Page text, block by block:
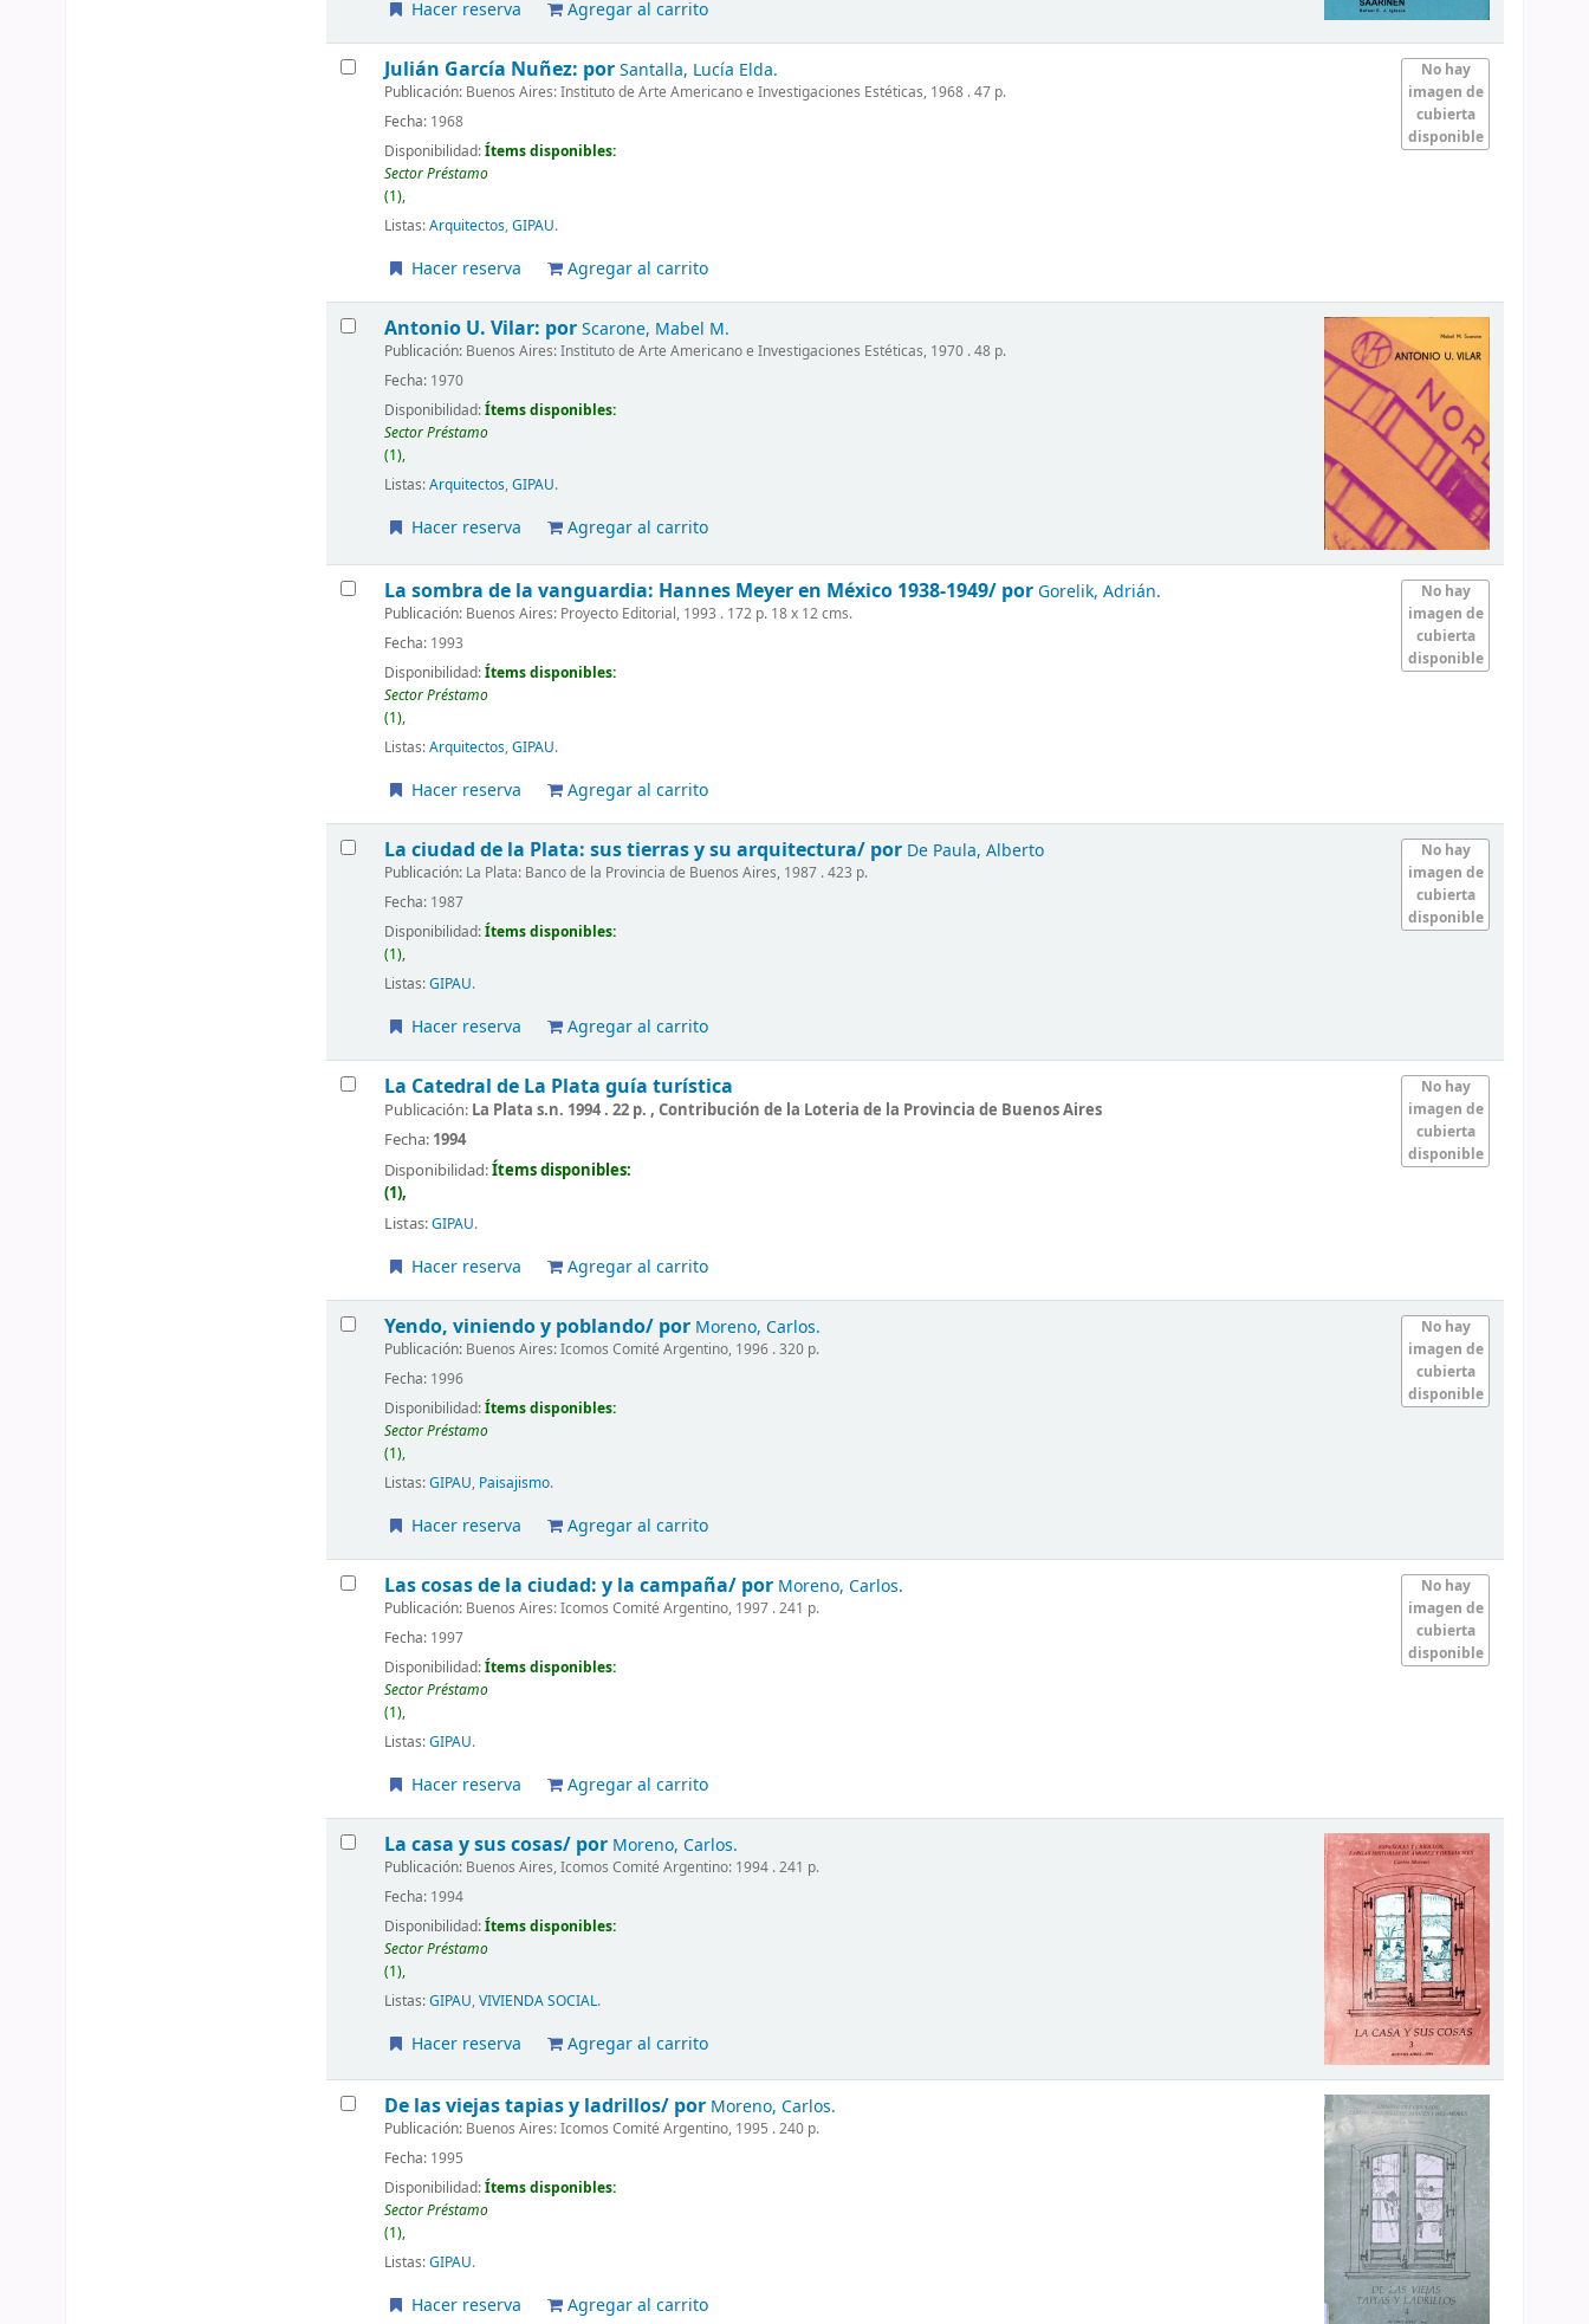
Hacer reserva Agregar al carrito
No hay
imagen de
cubierta
disponible
Julián García Nuñez: porSantalla, Lucía Elda.
Publicación: Buenos Aires: Instituto de Arte Americano e Investigaciones Estéticas, 1968 . 47 p.
Fecha: 1968
Disponibilidad:Ítems disponibles:
Sector Préstamo
(1),
Listas:Arquitectos,GIPAU.
Hacer reserva Agregar al carrito
Antonio U. Vilar: porScarone, Mabel M.
Publicación: Buenos Aires: Instituto de Arte Americano e Investigaciones Estéticas, 1970 . 48 p.
Fecha: 1970
Disponibilidad:Ítems disponibles:
Sector Préstamo
(1),
Listas:Arquitectos,GIPAU.
Hacer reserva Agregar al carrito
No hay
imagen de
cubierta
disponible
La sombra de la vanguardia: Hannes Meyer en México 1938-1949/ porGorelik, Adrián.
Publicación: Buenos Aires: Proyecto Editorial, 1993 . 172 p. 18 x 12 cms.
Fecha: 1993
Disponibilidad:Ítems disponibles:
Sector Préstamo
(1),
Listas:Arquitectos,GIPAU.
Hacer reserva Agregar al carrito
No hay
imagen de
cubierta
disponible
La ciudad de la Plata: sus tierras y su arquitectura/ por De Paula, Alberto
Publicación: La Plata: Banco de la Provincia de Buenos Aires, 1987 . 423 p.
Fecha: 1987
Disponibilidad:Ítems disponibles:
(1),
Listas:GIPAU.
Hacer reserva Agregar al carrito
No hay
imagen de
cubierta
disponible
La Catedral de La Plata guía turística
Publicación: La Plata s.n. 1994 . 22 p. , Contribución de la Loteria de la Provincia de Buenos Aires
Fecha: 1994
Disponibilidad:Ítems disponibles:
(1),
Listas:GIPAU.
Hacer reserva Agregar al carrito
No hay
imagen de
cubierta
disponible
Yendo, viniendo y poblando/ por Moreno, Carlos.
Publicación: Buenos Aires: Icomos Comité Argentino, 1996 . 320 p.
Fecha: 1996
Disponibilidad:Ítems disponibles:
Sector Préstamo
(1),
Listas:GIPAU, Paisajismo.
Hacer reserva Agregar al carrito
No hay
imagen de
cubierta
disponible
Las cosas de la ciudad: y la campaña/ por Moreno, Carlos.
Publicación: Buenos Aires: Icomos Comité Argentino, 1997 . 241 p.
Fecha: 1997
Disponibilidad:Ítems disponibles:
Sector Préstamo
(1),
Listas:GIPAU.
Hacer reserva Agregar al carrito
La casa y sus cosas/ por Moreno, Carlos.
Publicación: Buenos Aires, Icomos Comité Argentino: 1994 . 241 p.
Fecha: 1994
Disponibilidad:Ítems disponibles:
Sector Préstamo
(1),
Listas:GIPAU,VIVIENDA SOCIAL.
Hacer reserva Agregar al carrito
De las viejas tapias y ladrillos/ por Moreno, Carlos.
Publicación: Buenos Aires: Icomos Comité Argentino, 1995 . 240 p.
Fecha: 1995
Disponibilidad:Ítems disponibles:
Sector Préstamo
(1),
Listas:GIPAU.
Hacer reserva Agregar al carrito